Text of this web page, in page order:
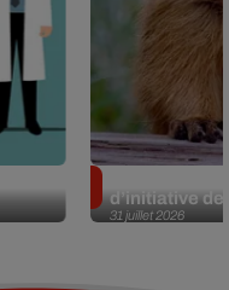
31 juillet 2026
d’initiative